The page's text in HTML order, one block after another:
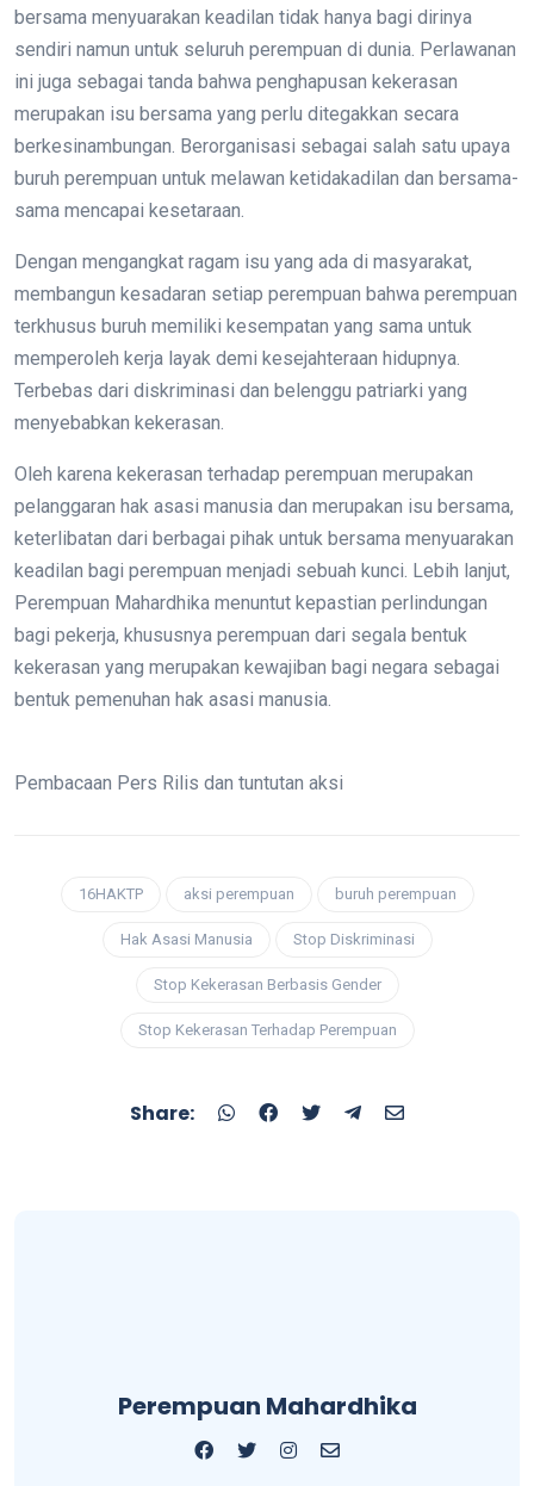
bersama menyuarakan keadilan tidak hanya bagi dirinya
sendiri namun untuk seluruh perempuan di dunia. Perlawanan
ini juga sebagai tanda bahwa penghapusan kekerasan
merupakan isu bersama yang perlu ditegakkan secara
berkesinambungan. Berorganisasi sebagai salah satu upaya
buruh perempuan untuk melawan ketidakadilan dan bersama-
sama mencapai kesetaraan.
Dengan mengangkat ragam isu yang ada di masyarakat,
membangun kesadaran setiap perempuan bahwa perempuan
terkhusus buruh memiliki kesempatan yang sama untuk
memperoleh kerja layak demi kesejahteraan hidupnya.
Terbebas dari diskriminasi dan belenggu patriarki yang
menyebabkan kekerasan.
Oleh karena kekerasan terhadap perempuan merupakan
pelanggaran hak asasi manusia dan merupakan isu bersama,
keterlibatan dari berbagai pihak untuk bersama menyuarakan
keadilan bagi perempuan menjadi sebuah kunci. Lebih lanjut,
Perempuan Mahardhika menuntut kepastian perlindungan
bagi pekerja, khususnya perempuan dari segala bentuk
kekerasan yang merupakan kewajiban bagi negara sebagai
bentuk pemenuhan hak asasi manusia.
Pembacaan Pers Rilis dan tuntutan aksi
16HAKTP aksi perempuan buruh perempuan
Hak Asasi Manusia Stop Diskriminasi
Stop Kekerasan Berbasis Gender
Stop Kekerasan Terhadap Perempuan
Share:
Perempuan Mahardhika